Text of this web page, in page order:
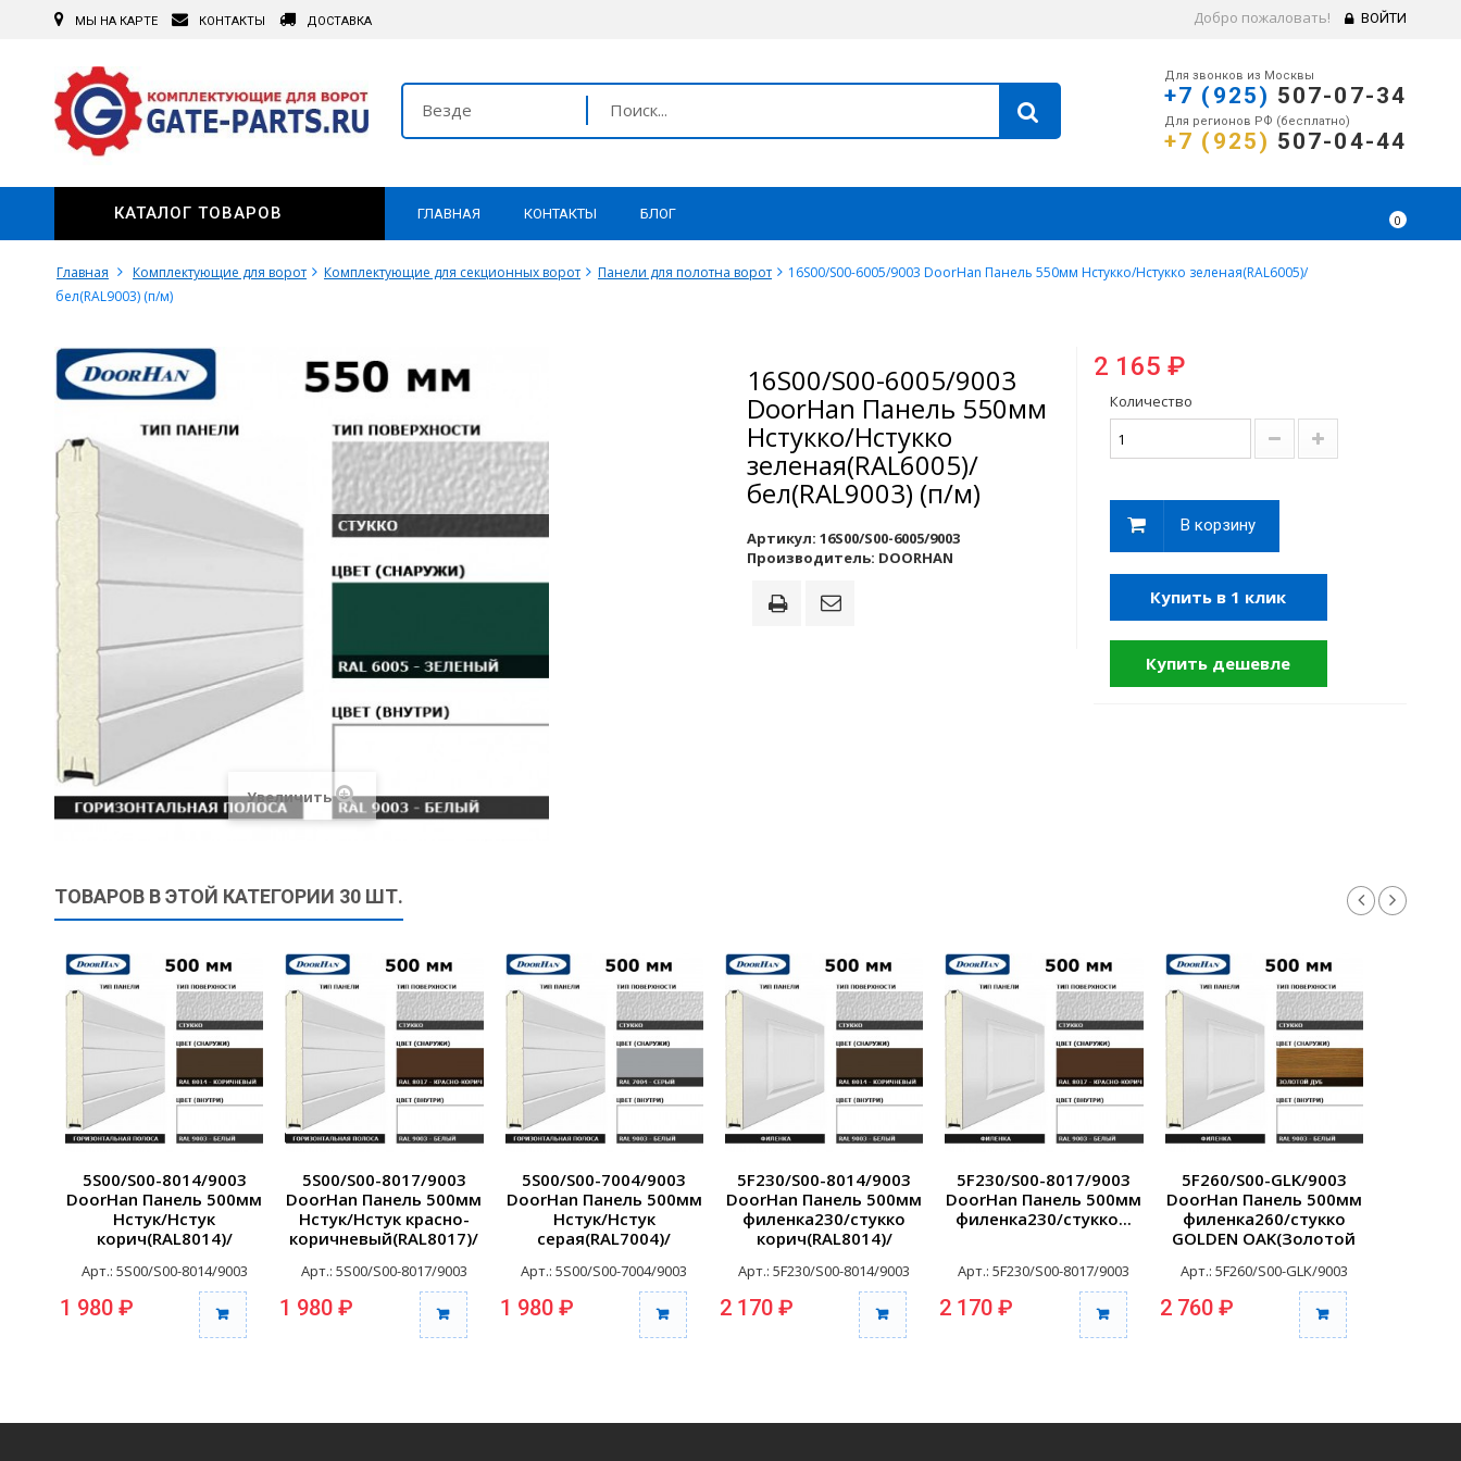
Добро пожаловать! ВОЙТИ
МЫ НА КАРТЕ КОНТАКТЫ ДОСТАВКА
Везде
Для звонков из Москвы
+7 (925) 507-07-34
Для регионов РФ (бесплатно)
+7 (925) 507-04-44
0
ГЛАВНАЯ КОНТАКТЫ БЛОГ
КАТАЛОГ ТОВАРОВ
Главная Комплектующие для ворот Комплектующие для секционных ворот Панели для полотна ворот
16S00/S00-6005/9003 DoorHan Панель 550мм Нстукко/Нстукко зеленая(RAL6005)/
бел(RAL9003) (п/м)
Увеличить
16S00/S00-6005/9003
DoorHan Панель 550мм
Нстукко/Нстукко
зеленая(RAL6005)/
бел(RAL9003) (п/м)
Артикул: 16S00/S00-6005/9003
Производитель: DOORHAN
2 165 ₽
Количество
В корзину
Купить в 1 клик
Купить дешевле
ТОВАРОВ В ЭТОЙ КАТЕГОРИИ 30 ШТ.
5S00/S00-8014/9003
DoorHan Панель 500мм
Нстук/Нстук
корич(RAL8014)/
Арт.: 5S00/S00-8014/9003
1 980 ₽
5S00/S00-8017/9003
DoorHan Панель 500мм
Нстук/Нстук красно-
коричневый(RAL8017)/
Арт.: 5S00/S00-8017/9003
1 980 ₽
5S00/S00-7004/9003
DoorHan Панель 500мм
Нстук/Нстук
серая(RAL7004)/
Арт.: 5S00/S00-7004/9003
1 980 ₽
5F230/S00-8014/9003
DoorHan Панель 500мм
филенка230/стукко
корич(RAL8014)/
Арт.: 5F230/S00-8014/9003
2 170 ₽
5F230/S00-8017/9003
DoorHan Панель 500мм
филенка230/стукко...
Арт.: 5F230/S00-8017/9003
2 170 ₽
5F260/S00-GLK/9003
DoorHan Панель 500мм
филенка260/стукко
GOLDEN OAK(Золотой
Арт.: 5F260/S00-GLK/9003
2 760 ₽